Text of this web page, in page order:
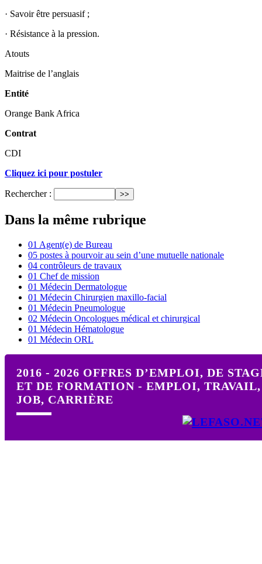
· Savoir être persuasif ;
· Résistance à la pression.
Atouts
Maitrise de l’anglais
Entité
Orange Bank Africa
Contrat
CDI
Cliquez ici pour postuler
Rechercher :
Dans la même rubrique
01 Agent(e) de Bureau
05 postes à pourvoir au sein d’une mutuelle nationale
04 contrôleurs de travaux
01 Chef de mission
01 Médecin Dermatologue
01 Médecin Chirurgien maxillo-facial
01 Médecin Pneumologue
02 Médecin Oncologues médical et chirurgical
01 Médecin Hématologue
01 Médecin ORL
2016 - 2026 OFFRES D’EMPLOI, DE
ET DE FORMATION - EMPLOI, TRAVAIL,
JOB, CARRIÈRE